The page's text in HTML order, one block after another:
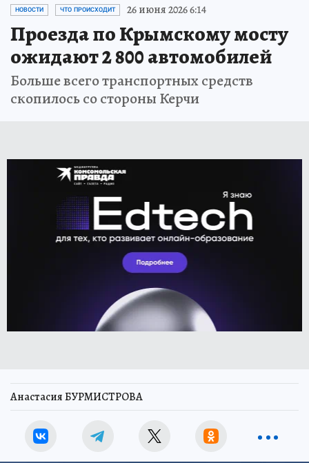
НОВОСТИ ЧТО ПРОИСХОДИТ 26 июня 2026 6:14
Проезда по Крымскому мосту
ожидают 2 800 автомобилей
Больше всего транспортных средств
скопилось со стороны Керчи
Анастасия БУРМИСТРОВА